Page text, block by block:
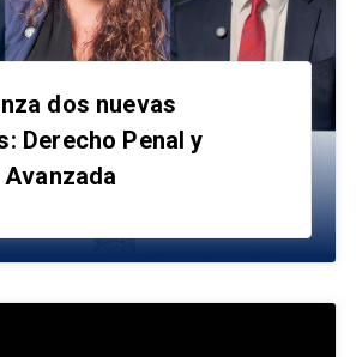
dos nuevas
Derecho Penal y